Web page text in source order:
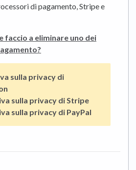
di pagamento, Stripe e
faccio a eliminare uno dei
sulla privacy di
sulla privacy di Stripe
sulla privacy di PayPal